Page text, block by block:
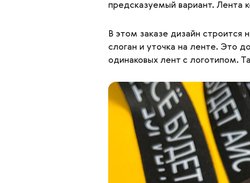
предсказуемый вариант. Лента
В этом заказе дизайн
слоган и уточка на ленте. Это
одинаковых лент с логотипом.